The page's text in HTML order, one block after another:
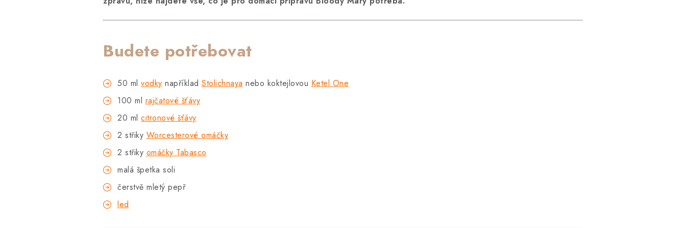
Budete potřebovat
50 ml vodky například Stolichnaya nebo koktejlovou Ketel One
100 ml rajčatové šťávy
20 ml citronové šťávy
2 střiky Worcesterové omáčky
2 střiky omáčky Tabasco
malá špetka soli
čerstvě mletý pepř
led